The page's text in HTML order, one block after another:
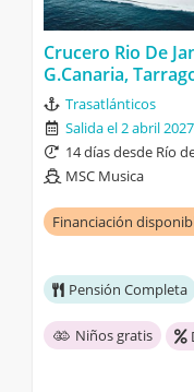
Crucero Rio De
G.Canaria,
Trasatlánticos
Salida el 2 abril 2027
14 días desde Río
MSC Musica
Financiación
Pensión Completa
Niños gratis